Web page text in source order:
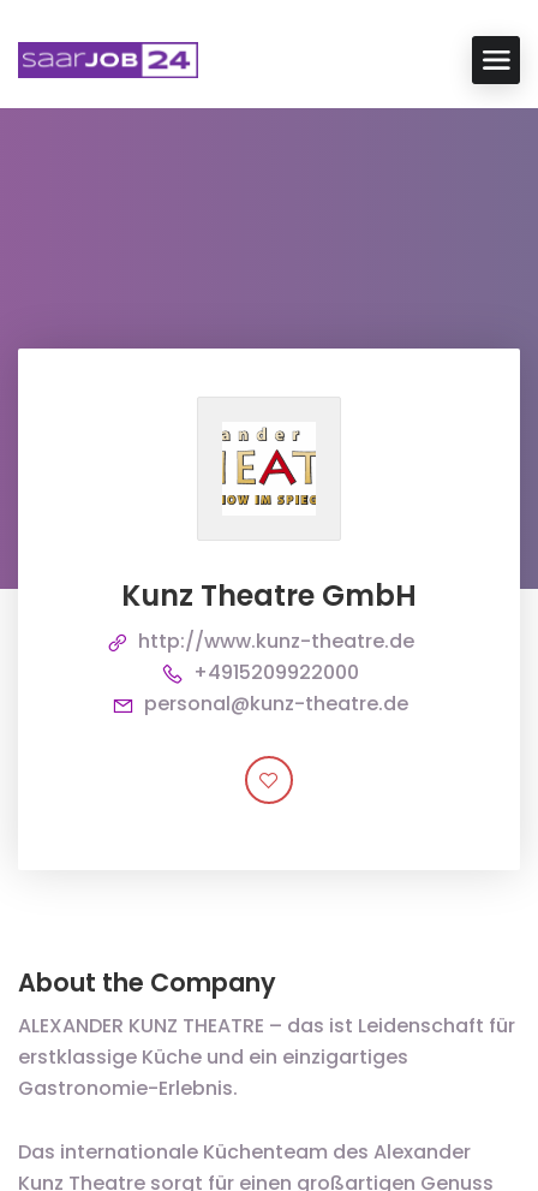
Kunz Theatre GmbH
http://www.kunz-theatre.de
+4915209922000
personal@kunz-theatre.de
About the Company
ALEXANDER KUNZ THEATRE – das ist Leidenschaft für
erstklassige Küche und ein einzigartiges
Gastronomie-Erlebnis.
Das internationale Küchenteam des Alexander
Kunz Theatre sorgt für einen großartigen Genuss